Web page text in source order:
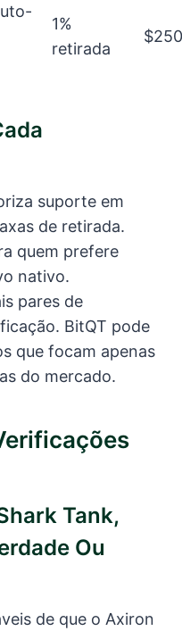
1%
retirada
$250
suporte em
de retirada.
quem prefere
nativo.
pares de
BitQT pode
que focam apenas
do mercado.
Tank,
Ou
de que o Axiron